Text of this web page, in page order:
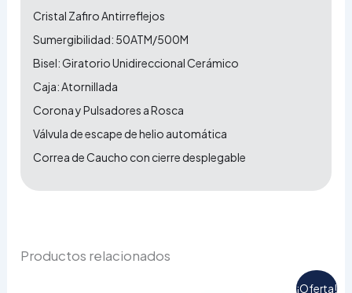
Cristal Zafiro Antirreflejos
Sumergibilidad: 50ATM/500M
Bisel: Giratorio Unidireccional Cerámico
Caja: Atornillada
Corona y Pulsadores a Rosca
Válvula de escape de helio automática
Correa de Caucho con cierre desplegable
Productos relacionados
¡Oferta!
El
El